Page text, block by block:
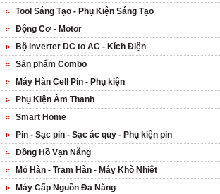
Tool Sáng Tạo - Phụ Kiện Sáng Tạo
Động Cơ - Motor
Bộ inverter DC to AC - Kích Điện
Sản phẩm Combo
Máy Hàn Cell Pin - Phụ kiện
Phụ Kiện Âm Thanh
Smart Home
Pin - Sạc pin - Sạc ác quy - Phụ kiện pin
Đồng Hồ Vạn Năng
Mỏ Hàn - Trạm Hàn - Máy Khò Nhiệt
Máy Cấp Nguồn Đa Năng